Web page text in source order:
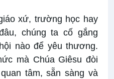
xứ, trường học hay
chúng ta cố gắng
nào để yêu thương.
mà Chúa Giêsu đòi
tâm, sẵn sàng và